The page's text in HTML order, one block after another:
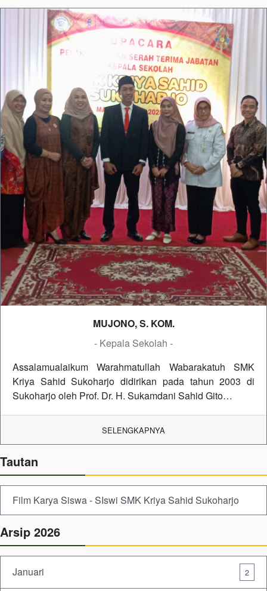
MUJONO, S. KOM.
- Kepala Sekolah -
Assalamualaikum Warahmatullah Wabarakatuh SMK
Kriya Sahid Sukoharjo didirikan pada tahun 2003 di
Sukoharjo oleh Prof. Dr. H. Sukamdani Sahid Gito…
SELENGKAPNYA
Tautan
Film Karya Siswa - SIswi SMK Kriya Sahid Sukoharjo
Arsip 2026
Januari 2